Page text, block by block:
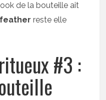
de la bouteille ait
reste elle
#3 :